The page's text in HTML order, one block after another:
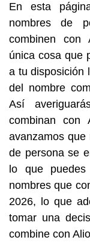
En esta
nombres de
combinen con
única cosa que
a tu disposición
del nombre
Así
combinan con
avanzamos
de persona se
lo que
nombres que
2026, lo que
tomar una
combine con